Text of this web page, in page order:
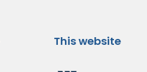
This website